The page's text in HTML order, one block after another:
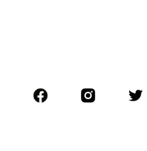
Accessoires